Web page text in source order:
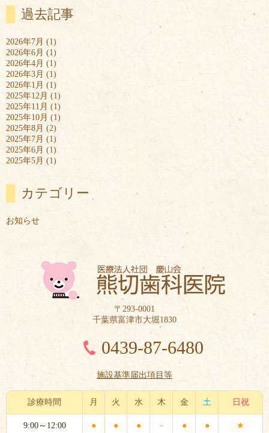
過去記事
2026年7月 (1)
2026年6月 (1)
2026年4月 (1)
2026年3月 (1)
2026年1月 (1)
2025年12月 (1)
2025年11月 (1)
2025年10月 (1)
2025年8月 (2)
2025年7月 (1)
2025年6月 (1)
2025年5月 (1)
カテゴリー
お知らせ
〒293-0001
千葉県富津市大堀1830
0439-87-6480
施設基準届出項目等
診療時間 月 火 水 木 金 土 日祝
9:00～12:00 ● ● ● － ● ● ★